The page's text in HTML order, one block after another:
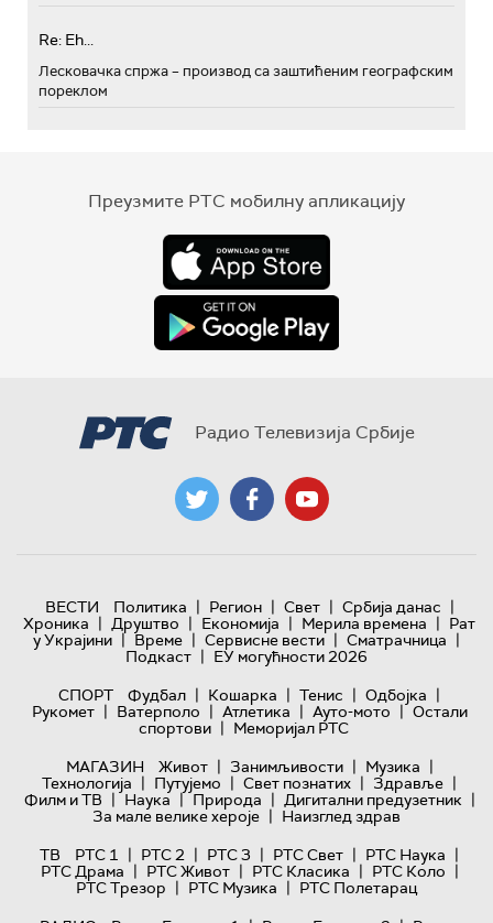
Re: Eh...
Лесковачка спржа – производ са заштићеним географским
пореклом
Преузмите РТС мобилну апликацију
Радио Телевизија Србије
ВЕСТИ Политика | Регион | Свет | Србија данас |
Хроника | Друштво | Економија | Мерила времена | Рат
у Украјини | Време | Сервисне вести | Сматрачница |
Подкаст | ЕУ могућности 2026
СПОРТ
Фудбал | Кошарка | Тенис | Одбојка |
Рукомет | Ватерполо | Атлетика | Ауто-мото | Остали
спортови | Меморијал РТС
МАГАЗИН
Живот | Занимљивости | Музика |
Технологијa | Путујемо | Свет познатих | Здравље |
Филм и ТВ | Наука | Природа | Дигитални предузетник |
За мале велике хероје | Наизглед здрав
ТВ
РТС 1 | РТС 2 | РТС 3 | РТС Свет | РТС Наука |
РТС Драма | РТС Живот | РТС Класика | РТС Коло |
РТС Трезор | РТС Музика | РТС Полетарац